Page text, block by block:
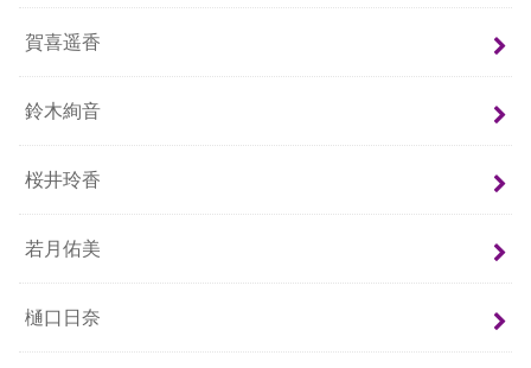
賀喜遥香
鈴木絢音
桜井玲香
若月佑美
樋口日奈